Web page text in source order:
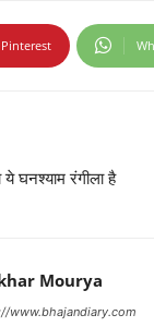
Pinterest
ये घनश्याम रंगीला है
Mourya
www.bhajandiary.com